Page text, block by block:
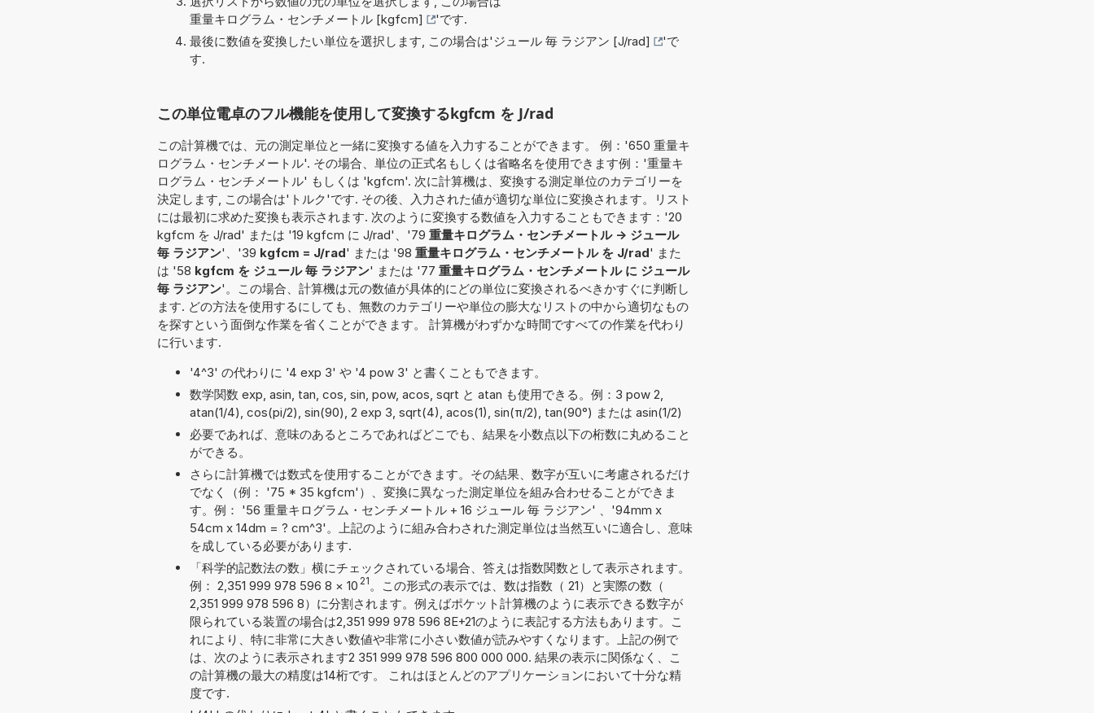
重量キログラム・センチメートル [kgfcm]
'です.
最後に数値を変換したい単位を選択します, この場合は'ジュール 毎 ラジアン [J/rad]
'で
す.
この単位電卓のフル機能を使用して変換するkgfcm を J/rad
この計算機では、元の測定単位と一緒に変換する値を入力することができます。 例：'650 重量キ
ログラム・センチメートル'. その場合、単位の正式名もしくは省略名を使用できます例：'重量キ
ログラム・センチメートル' もしくは 'kgfcm'. 次に計算機は、変換する測定単位のカテゴリーを
決定します, この場合は'トルク'です. その後、入力された値が適切な単位に変換されます。リスト
には最初に求めた変換も表示されます. 次のように変換する数値を入力することもできます：'20
kgfcm を J/rad' または '19 kgfcm に J/rad'、'79 重量キログラム・センチメートル -> ジュール
毎 ラジアン'、'39 kgfcm = J/rad' または '98 重量キログラム・センチメートル を J/rad' また
は '58 kgfcm を ジュール 毎 ラジアン' または '77 重量キログラム・センチメートル に ジュール
毎 ラジアン'。この場合、計算機は元の数値が具体的にどの単位に変換されるべきかすぐに判断し
ます. どの方法を使用するにしても、無数のカテゴリーや単位の膨大なリストの中から適切なもの
を探すという面倒な作業を省くことができます。 計算機がわずかな時間ですべての作業を代わり
に行います.
'4^3' の代わりに '4 exp 3' や '4 pow 3' と書くこともできます。
数学関数 exp, asin, tan, cos, sin, pow, acos, sqrt と atan も使用できる。例：3 pow 2,
atan(1/4), cos(pi/2), sin(90), 2 exp 3, sqrt(4), acos(1), sin(π/2), tan(90°) または asin(1/2)
必要であれば、意味のあるところであればどこでも、結果を小数点以下の桁数に丸めること
ができる。
さらに計算機では数式を使用することができます。その結果、数字が互いに考慮されるだけ
でなく（例： '75 * 35 kgfcm'）、変換に異なった測定単位を組み合わせることができま
す。例： '56 重量キログラム・センチメートル + 16 ジュール 毎 ラジアン' 、'94mm x
54cm x 14dm = ? cm^3'。上記のように組み合わされた測定単位は当然互いに適合し、意味
を成している必要があります.
「科学的記数法の数」横にチェックされている場合、答えは指数関数として表示されます。
例： 2,351 999 978 596 8 × 10 21 。この形式の表示では、数は指数（ 21）と実際の数（
2,351 999 978 596 8）に分割されます。例えばポケット計算機のように表示できる数字が
限られている装置の場合は2,351 999 978 596 8E+21のように表記する方法もあります。こ
れにより、特に非常に大きい数値や非常に小さい数値が読みやすくなります。上記の例で
は、次のように表示されます2 351 999 978 596 800 000 000. 結果の表示に関係なく、こ
の計算機の最大の精度は14桁です。 これはほとんどのアプリケーションにおいて十分な精
度です.